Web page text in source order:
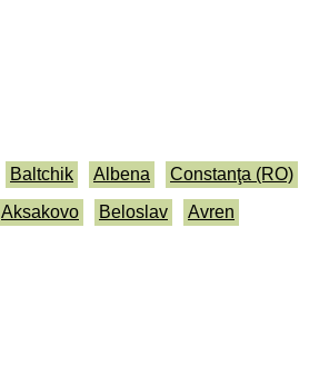
Baltchik Albena
Constanţa (RO)
Aksakovo Beloslav Avren